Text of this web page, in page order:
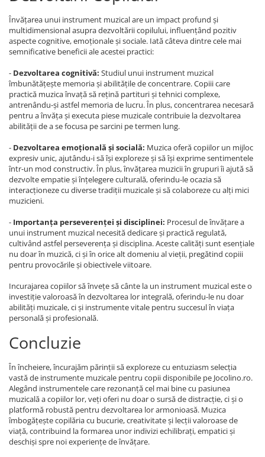
Învățarea unui instrument muzical are un impact profund și
multidimensional asupra dezvoltării copilului, influențând pozitiv
aspecte cognitive, emoționale și sociale. Iată câteva dintre cele mai
semnificative beneficii ale acestei practici:
- Dezvoltarea cognitivă: Studiul unui instrument muzical
îmbunătățește memoria și abilitățile de concentrare. Copiii care
practică muzica învață să rețină partituri și tehnici complexe,
antrenându-și astfel memoria de lucru. În plus, concentrarea necesară
pentru a învăța și executa piese muzicale contribuie la dezvoltarea
abilității de a se focusa pe sarcini pe termen lung.
- Dezvoltarea emoțională și socială: Muzica oferă copiilor un mijloc
expresiv unic, ajutându-i să își exploreze și să își exprime sentimentele
într-un mod constructiv. În plus, învățarea muzicii în grupuri îi ajută să
dezvolte empatie și înțelegere culturală, oferindu-le ocazia să
interacționeze cu diverse tradiții muzicale și să colaboreze cu alți mici
muzicieni.
- Importanța perseverenței și disciplinei: Procesul de învățare a
unui instrument muzical necesită dedicare și practică regulată,
cultivând astfel perseverența și disciplina. Aceste calități sunt esențiale
nu doar în muzică, ci și în orice alt domeniu al vieții, pregătind copiii
pentru provocările și obiectivele viitoare.
Incurajarea copiilor să învețe să cânte la un instrument muzical este o
investiție valoroasă în dezvoltarea lor integrală, oferindu-le nu doar
abilități muzicale, ci și instrumente vitale pentru succesul în viața
personală și profesională.
Concluzie
În încheiere, încurajăm părinții să exploreze cu entuziasm selecția
vastă de instrumente muzicale pentru copii disponibile pe Jocolino.ro.
Alegând instrumentele care rezonanță cel mai bine cu pasiunea
muzicală a copiilor lor, veți oferi nu doar o sursă de distracție, ci și o
platformă robustă pentru dezvoltarea lor armonioasă. Muzica
îmbogățește copilăria cu bucurie, creativitate și lecții valoroase de
viață, contribuind la formarea unor indivizi echilibrați, empatici și
deschiși spre noi experiențe de învățare.